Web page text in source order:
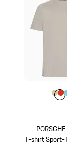
T-shirt Sport-